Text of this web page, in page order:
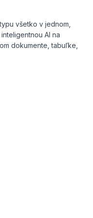
všetko v jednom,
AI na
dokumente, tabuľke,